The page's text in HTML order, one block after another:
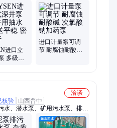
潜油电泵、节能电机、齿轮油
油泵、潜水推流器、潜水搅拌机
进口立
多级井
进口计量泵可调
节 耐腐蚀耐酸碱
洽谈
核验
山西晋中
水、潜水泵、矿用污水泵、排沙
、矿用隔膜泵